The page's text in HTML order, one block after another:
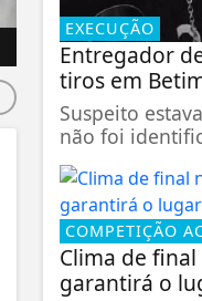
EXECUÇÃO
Entregador
tiros em
Suspeito
não foi
COMPETIÇÃO
Clima de
garantirá o